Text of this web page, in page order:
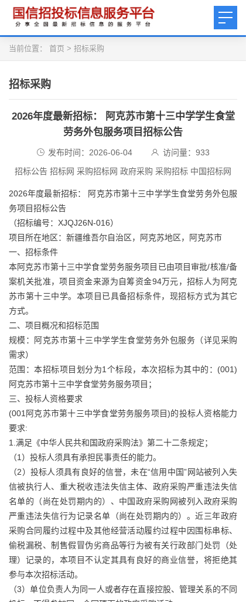
当前位置： 首页 > 招标采购
招标采购
2026年度最新招标： 阿克苏市第十三中学学生食堂
劳务外包服务项目招标公告
发布时间：2026-06-04 访问量： 933
招标公告 招标网 采购招标网 政府采购 采购招标 中国招标网
2026年度最新招标： 阿克苏市第十三中学学生食堂劳务外包服
务项目招标公告
（招标编号：XJQJ26N-016）
项目所在地区：新疆维吾尔自治区，阿克苏地区，阿克苏市
一、招标条件
本阿克苏市第十三中学食堂劳务服务项目已由项目审批/核准/备
案机关批准，项目资金来源为自筹资金94万元，招标人为阿克
苏市第十三中学。本项目已具备招标条件，现招标方式为其它
方式。
二、项目概况和招标范围
规模：阿克苏市第十三中学学生食堂劳务外包服务（详见采购
需求）
范围：本招标项目划分为1个标段，本次招标为其中的：(001)
阿克苏市第十三中学食堂劳务服务项目；
三、投标人资格要求
(001阿克苏市第十三中学食堂劳务服务项目)的投标人资格能力
要求:
1.满足《中华人民共和国政府采购法》第二十二条规定；
（1）投标人须具有承担民事责任的能力。
（2）投标人须具有良好的信誉，未在“信用中国”网站被列入失
信被执行人、重大税收违法失信主体、政府采购严重违法失信
名单的（尚在处罚期内的）、中国政府采购网被列入政府采购
严重违法失信行为记录名单（尚在处罚期内的）。近三年政府
采购合同履约过程中及其他经营活动履约过程中因围标串标、
偷税漏税、制售假冒伪劣商品等行为被有关行政部门处罚（处
理）记录的，本项目不认定其具有良好的商业信誉，将拒绝其
参与本次招标活动。
（3）单位负责人为同一人或者存在直接控股、管理关系的不同